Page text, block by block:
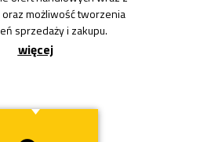
więcej
oraz możliwość tworzenia
sprzedaży i zakupu.